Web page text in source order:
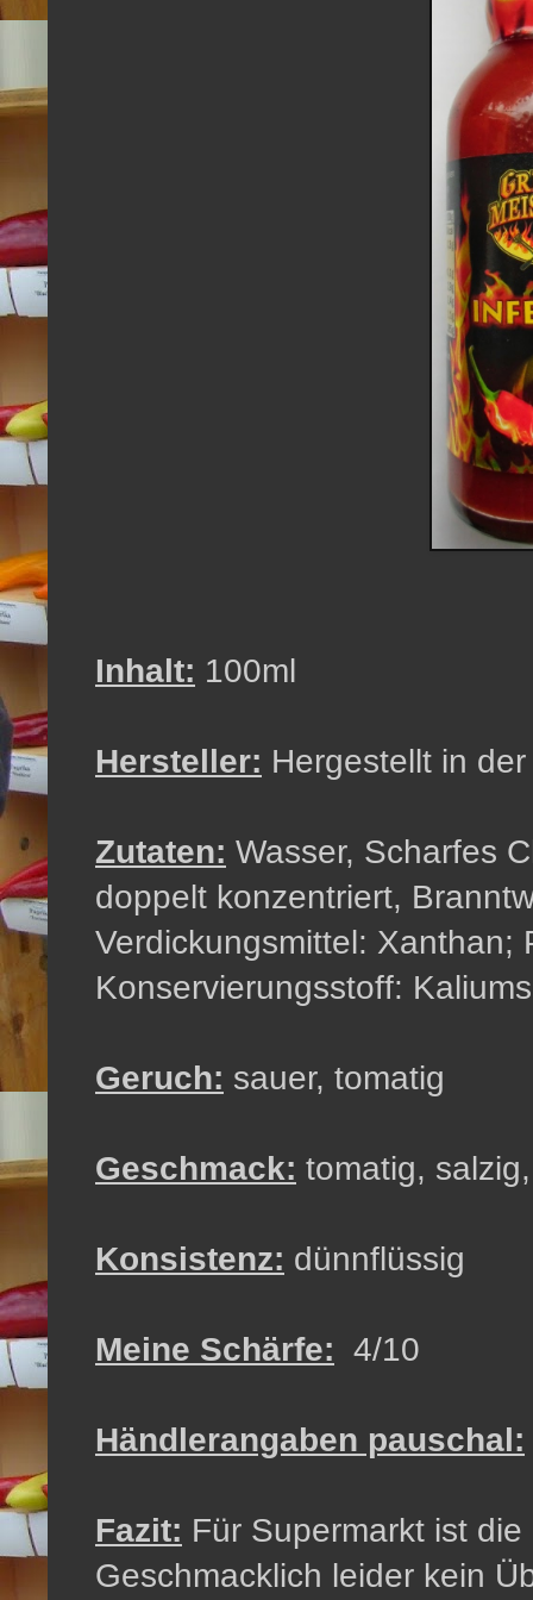
Inhalt: 100ml
Hersteller: Hergestellt in
Zutaten: Wasser, Scharfes
doppelt konzentriert,
Verdickungsmittel: Xanthan;
Konservierungsstoff:
Geruch: sauer, tomatig
Geschmack: tomatig,
Konsistenz: dünnflüssig
Meine Schärfe: 4/10
Händlerangaben pauschal:
Fazit: Für Supermarkt ist
Geschmacklich leider kein